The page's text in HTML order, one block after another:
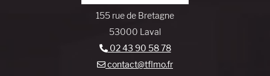
155 rue de Bretagne
53000 Laval
02 43 90 58 78
contact@tflmo.fr